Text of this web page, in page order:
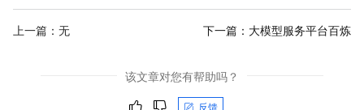
上一篇：无 下一篇： 大模型服务平台百炼
该文章对您有帮助吗？
反馈